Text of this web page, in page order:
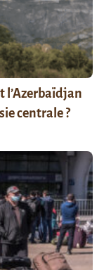
l’Azerbaïdjan
centrale ?